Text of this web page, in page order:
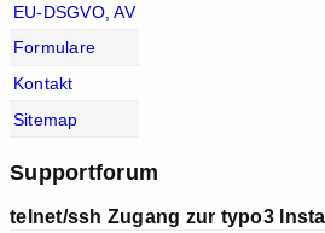
EU-DSGVO, AV
Formulare
Kontakt
Sitemap
Supportforum
telnet/ssh Zugang zur typo3